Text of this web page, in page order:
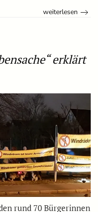
weiterlesen
erklärt
rund 70 Bürgerinnen